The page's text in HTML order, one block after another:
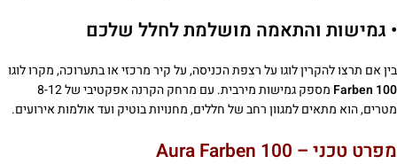
• גמישות והתאמה מושלמת לחלל שלכם
בין אם תרצו להקרין לוגו על רצפת הכניסה, על קיר מרכזי או בתערוכה, מקרו לוגו
Farben 100
מספק גמישות מירבית. עם מרחק הקרנה אפקטיבי של 8-12
מטרים, הוא מתאים למגוון רחב של חללים, מחנויות בוטיק ועד אולמות אירועים.
מפרט טכני – Aura Farben 100